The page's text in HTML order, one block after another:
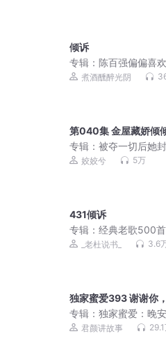
倾诉
专辑：陈百强偏偏喜
制的天真色泽
煮酒醺醉光阴
第040集 金屋藏娇倾
专辑：被夺一切后她
马甲爽文|多人有声剧
姣姣兮 5万
431倾诉
专辑：经典老歌500
回忆_老杜说书_ 3.6
独家蜜爱393 谢谢你
专辑：独家蜜爱：晚
予彤 | 免费多人剧
君颜讲故事